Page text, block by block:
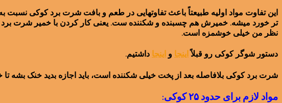
این تفاوت مواد اولیه طبیعتاً باعث تفاوتهایی در طعم و بافت شرت برد کوکی
تر خورد میشه. خمیرش هم چسبنده و شکننده ست. یعنی کار کردن با خمیر شرت
نظر من خیلی خوشمزه است.
دستور شوگر کوکی رو قبلاًاینجا و اینجا داشتیم.
شرت برد کوکی بلافاصله بعد از پخت خیلی شکننده است، باید اجازه بدید خنک بشه
مواد لازم برای حدود ۲۵ کوکی: